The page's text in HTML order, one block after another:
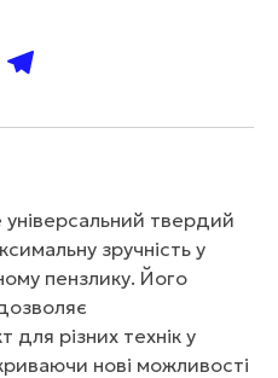
твердий
зручність у
пензлику. Його
різних технік у
нові можливості